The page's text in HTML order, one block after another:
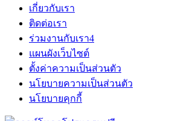
เกี่ยวกับเรา
ติดต่อเรา
ร่วมงานกับเรา4
แผนผังเว็บไซต์
ตั้งค่าความเป็นส่วนตัว
นโยบายความเป็นส่วนตัว
นโยบายคุกกี้